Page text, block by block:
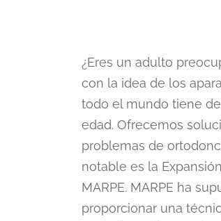
¿Eres un adulto
con la idea de los
todo el mundo tiene
edad. Ofrecemos
problemas de
notable es la
MARPE. MARPE ha
proporcionar una